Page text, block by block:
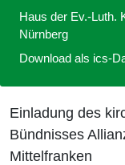
Einladung des
Bündnisses
Mittelfranken
Haus der Ev.-Luth.
Nürnberg
Download als ics-